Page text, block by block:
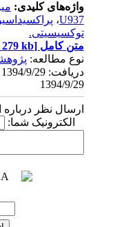
واژه‌های کلیدی:
U937،
توکسیسیتی.
متن کامل[PDF 279 kb]
نوع مطالعه:
1394/9/29
ارسال نظر درباره
الکترونیک شما: